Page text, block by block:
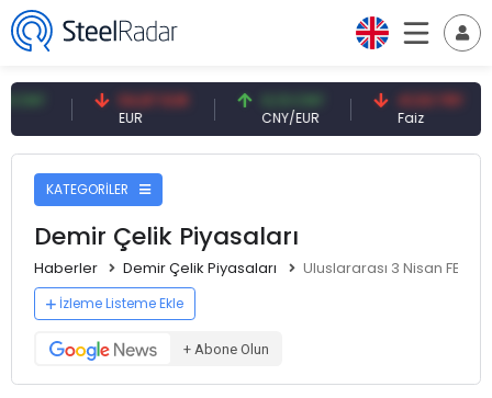
54,87 EUR
EUR
0,13 CNY
CNY/EUR
41,53 TRY
Faiz
KATEGORİLER
Demir Çelik Piyasaları
Haberler Demir Çelik Piyasaları Uluslararası 3 Nisan
İzleme Listeme Ekle
+ Abone Olun